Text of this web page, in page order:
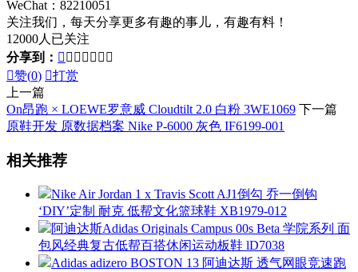
WeChat：82210051
关注我们，每天分享更多有趣的事儿，有趣有料！
12000人已关注
分享到：       
赞(0) 打赏
上一篇
On昂跑 × LOEWE罗意威 Cloudtilt 2.0 白粉 3WE1069 下一篇
原鞋开发 原数据档案 Nike P-6000 灰色 IF6199-001
相关推荐
Nike Air Jordan 1 x Travis Scott AJ1倒勾 乔一倒钩
‘DIY’定制 耐克 低帮文化篮球鞋 XB1979-012
阿迪达斯Adidas Originals Campus 00s Beta 学院系列 面
包风经典复古低帮百搭休闲运动板鞋 lD7038
Adidas adizero BOSTON 13 阿迪达斯 透气网眼竞速跑